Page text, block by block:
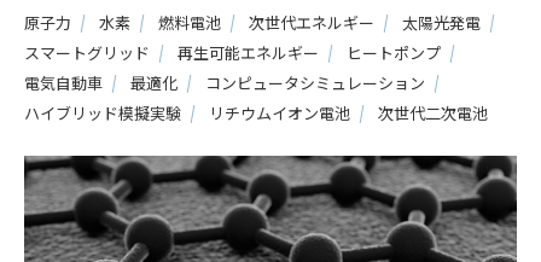
原子力 水素 燃料電池 次世代エネルギー
太陽光発電
スマートグリッド
再生可能エネルギー
ヒートポンプ
電気自動車
最適化
コンピュータシミュレーション
ハイブリッド模擬実験
リチウムイオン電池 次世代二次電池